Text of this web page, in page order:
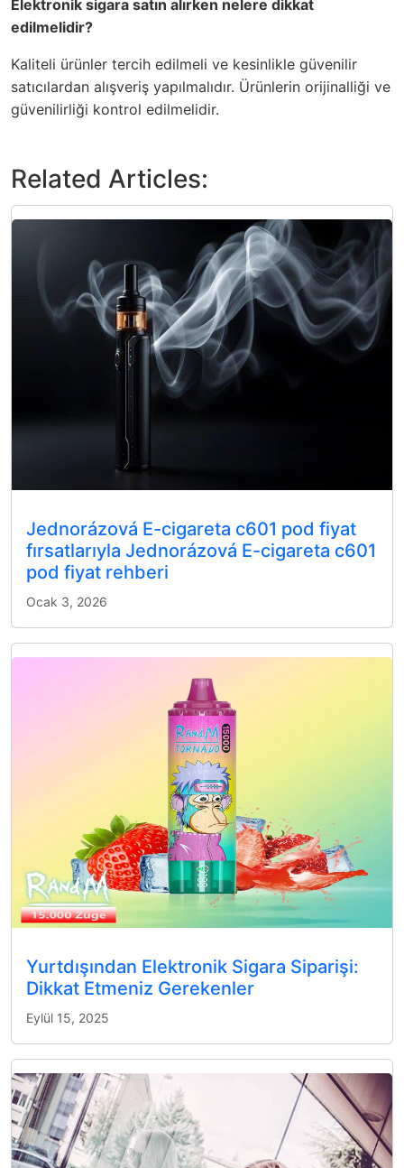
Elektronik sigara satın alırken nelere dikkat
edilmelidir?
Kaliteli ürünler tercih edilmeli ve kesinlikle güvenilir
satıcılardan alışveriş yapılmalıdır. Ürünlerin orijinalliği ve
güvenilirliği kontrol edilmelidir.
Related Articles:
Jednorázová E-cigareta c601 pod fiyat
fırsatlarıyla Jednorázová E-cigareta c601
pod fiyat rehberi
Ocak 3, 2026
Yurtdışından Elektronik Sigara Siparişi:
Dikkat Etmeniz Gerekenler
Eylül 15, 2025